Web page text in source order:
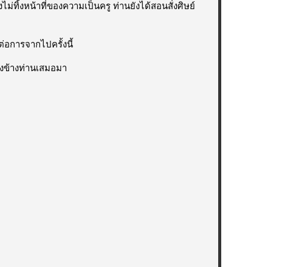
ม่ทิ้งหน้าที่ของความเป็นครู ท่านยังได้สอนสั่งศิษย์
การจากไปครั้งนี้
างท่านเสมอมา